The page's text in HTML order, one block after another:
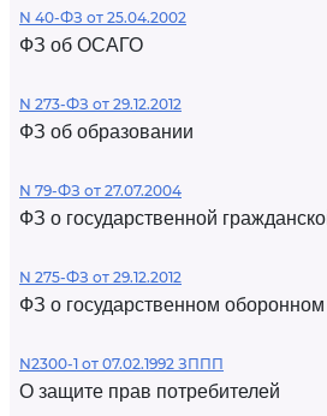
N 40-ФЗ от 25.04.2002
ФЗ об ОСАГО
N 273-ФЗ от 29.12.2012
ФЗ об образовании
N 79-ФЗ от 27.07.2004
ФЗ о государственной
N 275-ФЗ от 29.12.2012
ФЗ о государственном оборонном
N2300-1 от 07.02.1992 ЗППП
О защите прав потребителей